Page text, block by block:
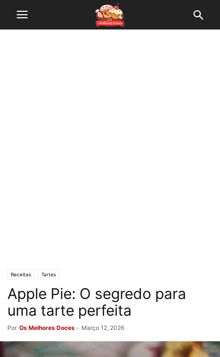
Receitas Tartes
Apple Pie: O segredo para
uma tarte perfeita
Por Os Melhores Doces - Março 12, 2026